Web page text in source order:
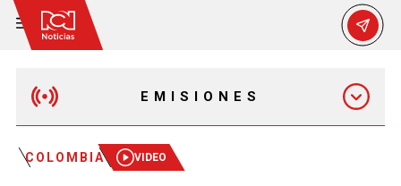
EMISIONES
EMISIÓN 12:30 PM
COLOMBIA VIDEO